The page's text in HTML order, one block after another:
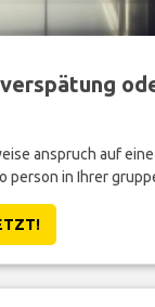
anspruch auf
person in Ihrer